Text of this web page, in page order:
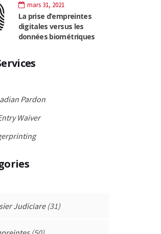
mars 31, 2021
La prise d’empreintes
digitales versus les
données biométriques
Pardon
Waiver
Judiciare(31)